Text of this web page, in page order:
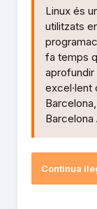
Linux és
utilitzats
fa temps
aprofundir
excel·lent
Barcelona
Continua